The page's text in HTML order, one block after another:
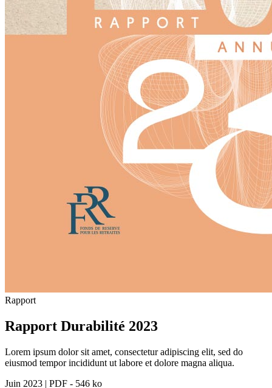
Rapport
Rapport Durabilité 2023
Lorem ipsum dolor sit amet, consectetur adipiscing elit, sed do
eiusmod tempor incididunt ut labore et dolore magna aliqua.
Juin 2023 | PDF - 546 ko